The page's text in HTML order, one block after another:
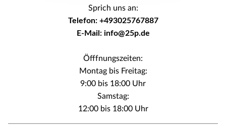
Sprich uns an:
Telefon: +493025767887
E-Mail: info@25p.de
Öfffnungszeiten:
Montag bis Freitag:
9:00 bis 18:00 Uhr
Samstag:
12:00 bis 18:00 Uhr